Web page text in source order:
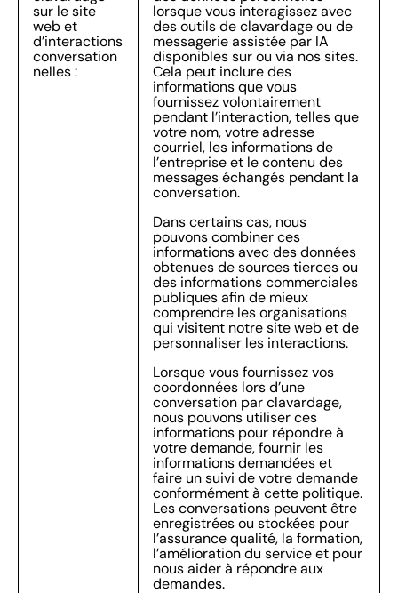
sur le site
web et
d’interactions
conversation
nelles :
lorsque vous interagissez avec
des outils de clavardage ou de
messagerie assistée par IA
disponibles sur ou via nos sites.
Cela peut inclure des
informations que vous
fournissez volontairement
pendant l’interaction, telles que
votre nom, votre adresse
courriel, les informations de
l’entreprise et le contenu des
messages échangés pendant la
conversation.
Dans certains cas, nous
pouvons combiner ces
informations avec des données
obtenues de sources tierces ou
des informations commerciales
publiques afin de mieux
comprendre les organisations
qui visitent notre site web et de
personnaliser les interactions.
Lorsque vous fournissez vos
coordonnées lors d’une
conversation par clavardage,
nous pouvons utiliser ces
informations pour répondre à
votre demande, fournir les
informations demandées et
faire un suivi de votre demande
conformément à cette politique.
Les conversations peuvent être
enregistrées ou stockées pour
l’assurance qualité, la formation,
l’amélioration du service et pour
nous aider à répondre aux
demandes.